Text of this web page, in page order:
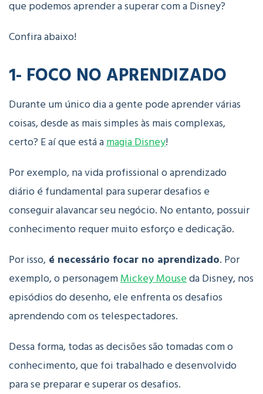
que podemos aprender a superar com a Disney?
Confira abaixo!
1- FOCO NO APRENDIZADO
Durante um único dia a gente pode aprender várias
coisas, desde as mais simples às mais complexas,
certo? E aí que está amagia Disney!
Por exemplo, na vida profissional o aprendizado
diário é fundamental para superar desafios e
conseguir alavancar seu negócio. No entanto, possuir
conhecimento requer muito esforço e dedicação.
Por isso, é necessário focar no aprendizado. Por
exemplo, o personagemMickey Mouseda Disney, nos
episódios do desenho, ele enfrenta os desafios
aprendendo com os telespectadores.
Dessa forma, todas as decisões são tomadas com o
conhecimento, que foi trabalhado e desenvolvido
para se preparar e superar os desafios.